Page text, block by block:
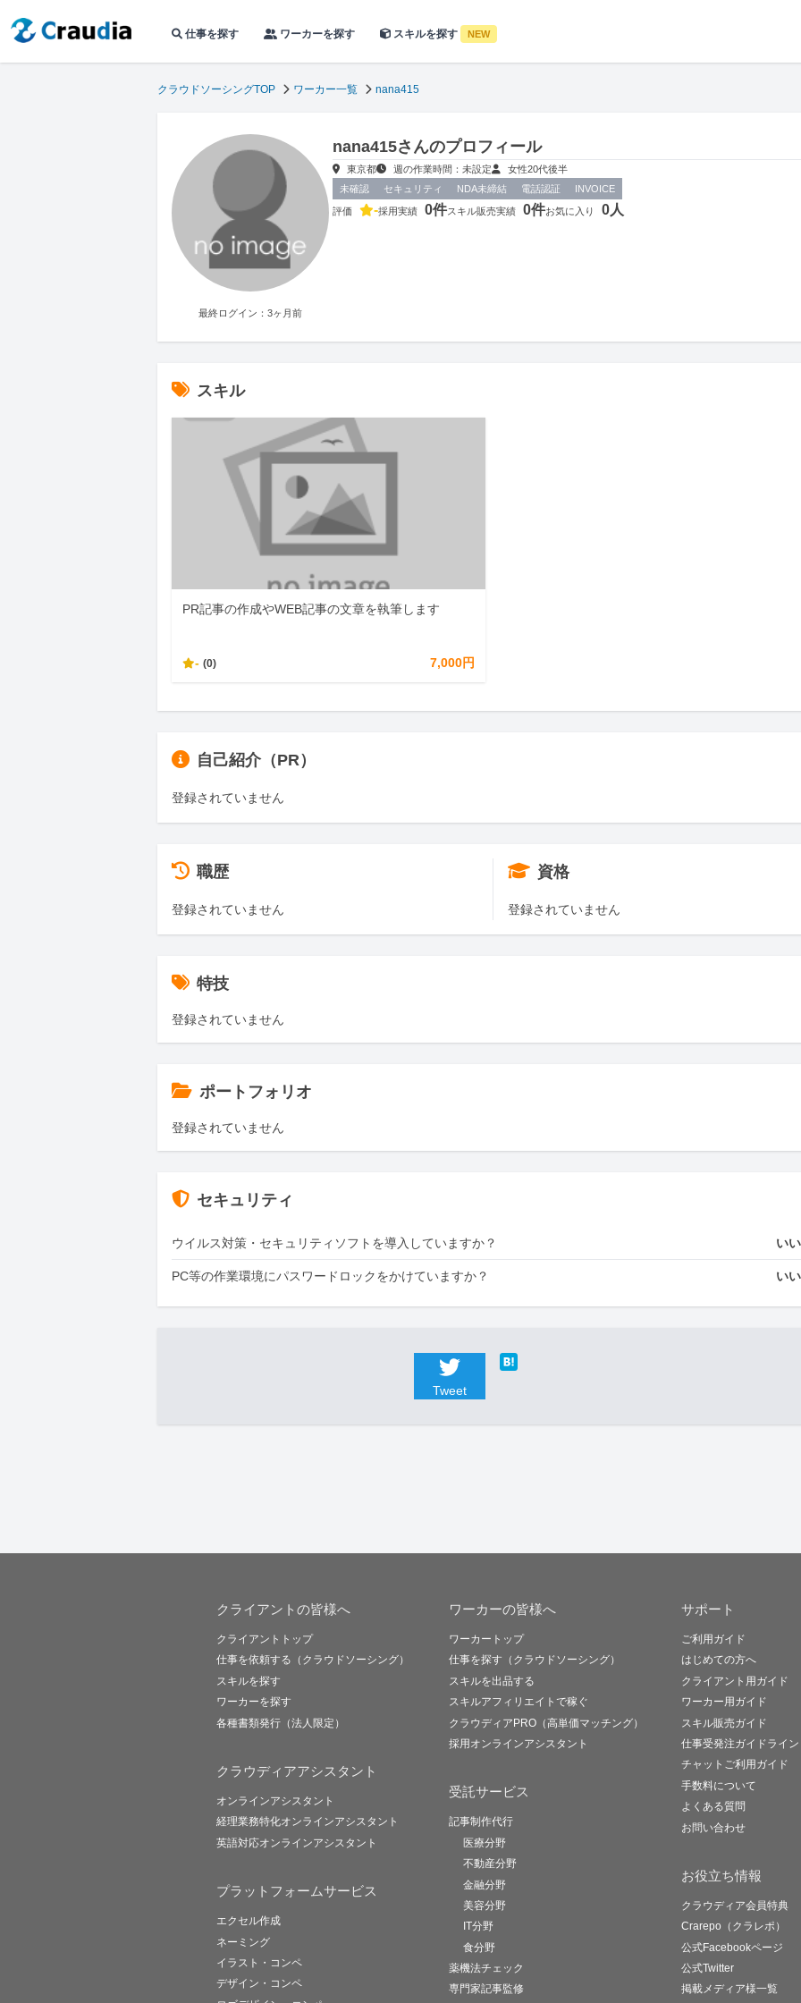
仕事を探す ワーカーを探す スキルを探す NEW
クラウドソーシングTOP ワーカー一覧 nana415
最終ログイン：3ヶ月前
nana415さんのプロフィール
東京都 週の作業時間：未設定 女性20代後半
未確認
セキュリティ NDA未締結 電話認証 INVOICE
評価 -採用実績 0件スキル販売実績 0件お気に入り 0人
スキル
PR記事の作成やWEB記事の文章を執筆します
- (0) 7,000円
自己紹介（PR）
登録されていません
職歴
登録されていません
資格
登録されていません
特技
登録されていません
ポートフォリオ
登録されていません
セキュリティ
ウイルス対策・セキュリティソフトを導入していますか？ い
PC等の作業環境にパスワードロックをかけていますか？ い
Tweet
クライアントの皆様へ
クライアントトップ
仕事を依頼する（クラウドソーシング）
スキルを探す
ワーカーを探す
各種書類発行（法人限定）
クラウディアアシスタント
オンラインアシスタント
経理業務特化オンラインアシスタント
英語対応オンラインアシスタント
プラットフォームサービス
エクセル作成
ネーミング
イラスト・コンペ
デザイン・コンペ
ワーカーの皆様へ
ワーカートップ
仕事を探す（クラウドソーシング）
スキルを出品する
スキルアフィリエイトで稼ぐ
クラウディアPRO（高単価マッチング）
採用オンラインアシスタント
受託サービス
記事制作代行
医療分野
不動産分野
金融分野
美容分野
IT分野
食分野
薬機法チェック
専門家記事監修
サポート
ご利用ガイド
はじめての方へ
クライアント用ガイド
ワーカー用ガイド
スキル販売ガイド
仕事受発注ガイドライン
チャットご利用ガイド
手数料について
よくある質問
お問い合わせ
お役立ち情報
クラウディア会員特典
Crarepo（クラレポ）
公式Facebookページ
公式Twitter
掲載メディア様一覧